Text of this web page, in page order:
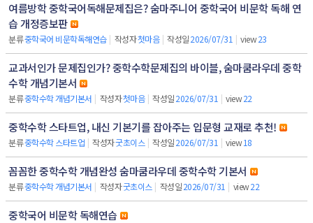
여름방학 중학국어독해문제집은? 숨마주니어 중학국어 비문학 독해 연
습 개정증보판
분류중학국어 비문학독해연습 | 작성자첫마음 | 작성일2026/07/31 | view23
교과서인가 문제집인가? 중학수학문제집의 바이블, 숨마쿰라우데 중학
수학 개념기본서
분류중학수학 개념기본서 | 작성자첫마음 | 작성일2026/07/31 | view22
중학수학 스타트업, 내신 기본기를 잡아주는 입문형 교재로 추천!
분류중학수학 스타트업 | 작성자굿초이스 | 작성일2026/07/31 | view18
꼼꼼한 중학수학 개념완성 숨마쿰라우데 중학수학 기본서
분류중학수학 개념기본서 | 작성자굿초이스 | 작성일2026/07/31 | view22
중학국어 비문학 독해연습